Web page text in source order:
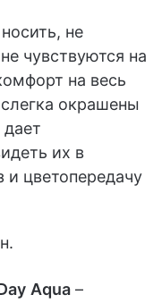
не
чувствуются на
на весь
окрашены
их в
и цветопередачу
Aqua –